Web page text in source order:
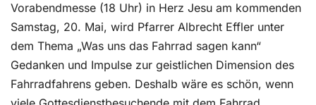
Vorabendmesse (18 Uhr) in Herz Jesu am kommenden
Samstag, 20. Mai, wird Pfarrer Albrecht Effler unter
dem Thema „Was uns das Fahrrad sagen kann“
Gedanken und Impulse zur geistlichen Dimension des
Fahrradfahrens geben. Deshalb wäre es schön, wenn